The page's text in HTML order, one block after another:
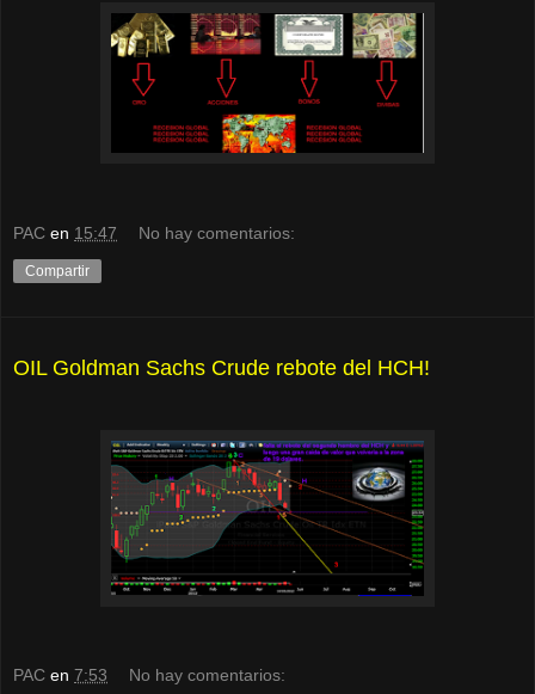
PAC en 15:47 No hay comentarios:
Compartir
OIL Goldman Sachs Crude rebote del HCH!
PAC en 7:53 No hay comentarios: